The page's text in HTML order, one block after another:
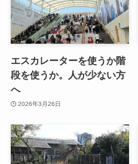
エスカレーターを使うか階
段を使うか。人が少ない方
へ
2026年3月26日